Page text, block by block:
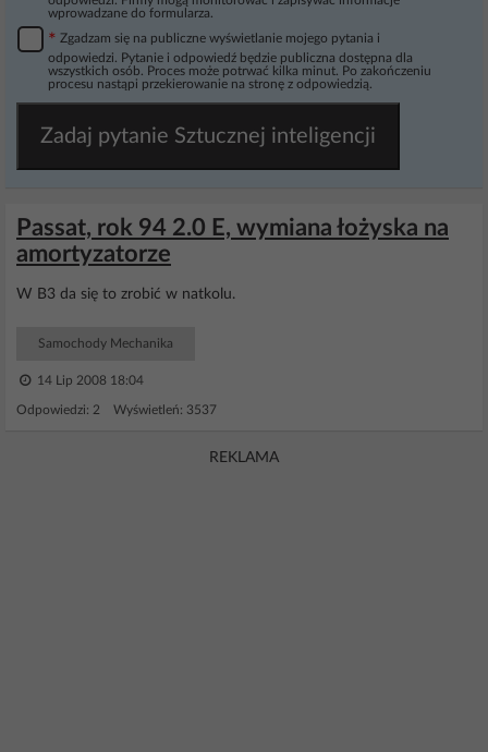
wprowadzane do formularza.
* Zgadzam się na publiczne wyświetlanie mojego pytania i
odpowiedzi. Pytanie i odpowiedź będzie publiczna dostępna dla
wszystkich osób. Proces może potrwać kilka minut. Po zakończeniu
procesu nastąpi przekierowanie na stronę z odpowiedzią.
Zadaj pytanie Sztucznej inteligencji
Passat, rok 94 2.0 E, wymiana łożyska na
amortyzatorze
W B3 da się to zrobić w natkolu.
Samochody Mechanika
14 Lip 2008 18:04
Odpowiedzi: 2 Wyświetleń: 3537
REKLAMA